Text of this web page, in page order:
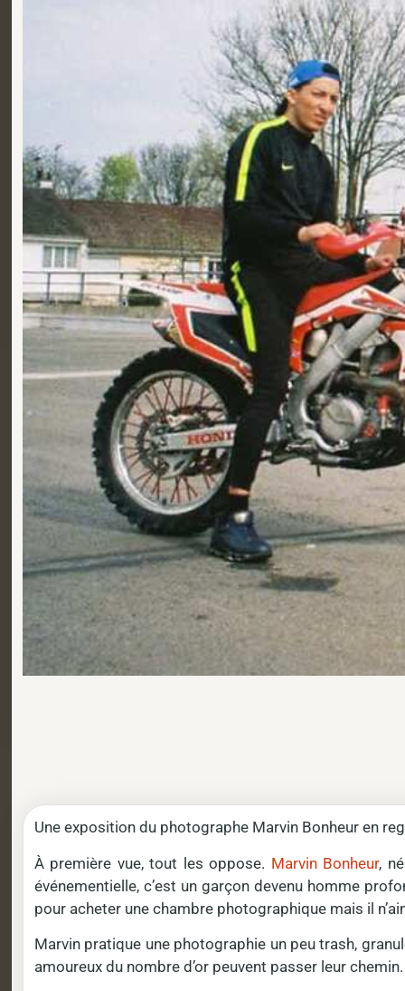
Une exposition du photographe Marvin Bonheur en
À première vue, tout les oppose. Marvin Bonheur,
événementielle, c’est un garçon devenu homme
pour acheter une chambre photographique mais il
Marvin pratique une photographie un peu trash,
amoureux du nombre d’or peuvent passer leur